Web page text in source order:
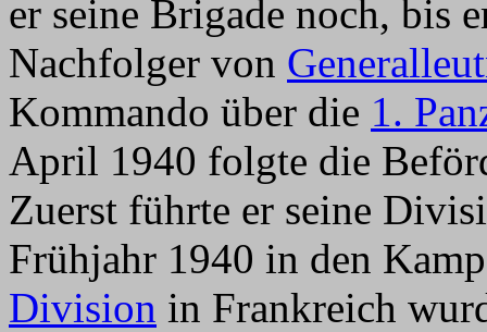
er seine Brigade noch, bis
Nachfolger von
Kommando über die 1.
April 1940 folgte die
Zuerst führte er seine
Frühjahr 1940 in den
Division in Frankreich